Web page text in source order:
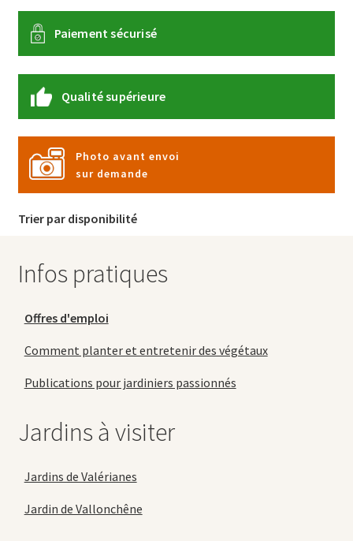
Paiement sécurisé
Qualité supérieure
Photo avant envoi
sur demande
Trier par disponibilité
Infos pratiques
Offres d'emploi
Comment planter et entretenir des végétaux
Publications pour jardiniers passionnés
Jardins à visiter
Jardins de Valérianes
Jardin de Vallonchêne